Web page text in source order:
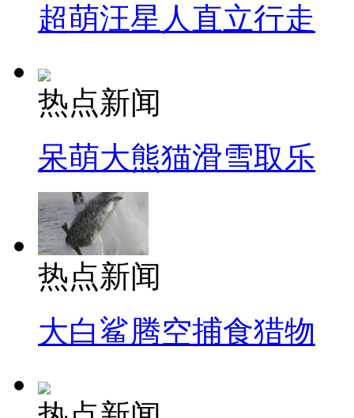
超萌汪星人直立行走
热点新闻
呆萌大熊猫滑雪取乐
热点新闻
大白鲨腾空捕食猎物